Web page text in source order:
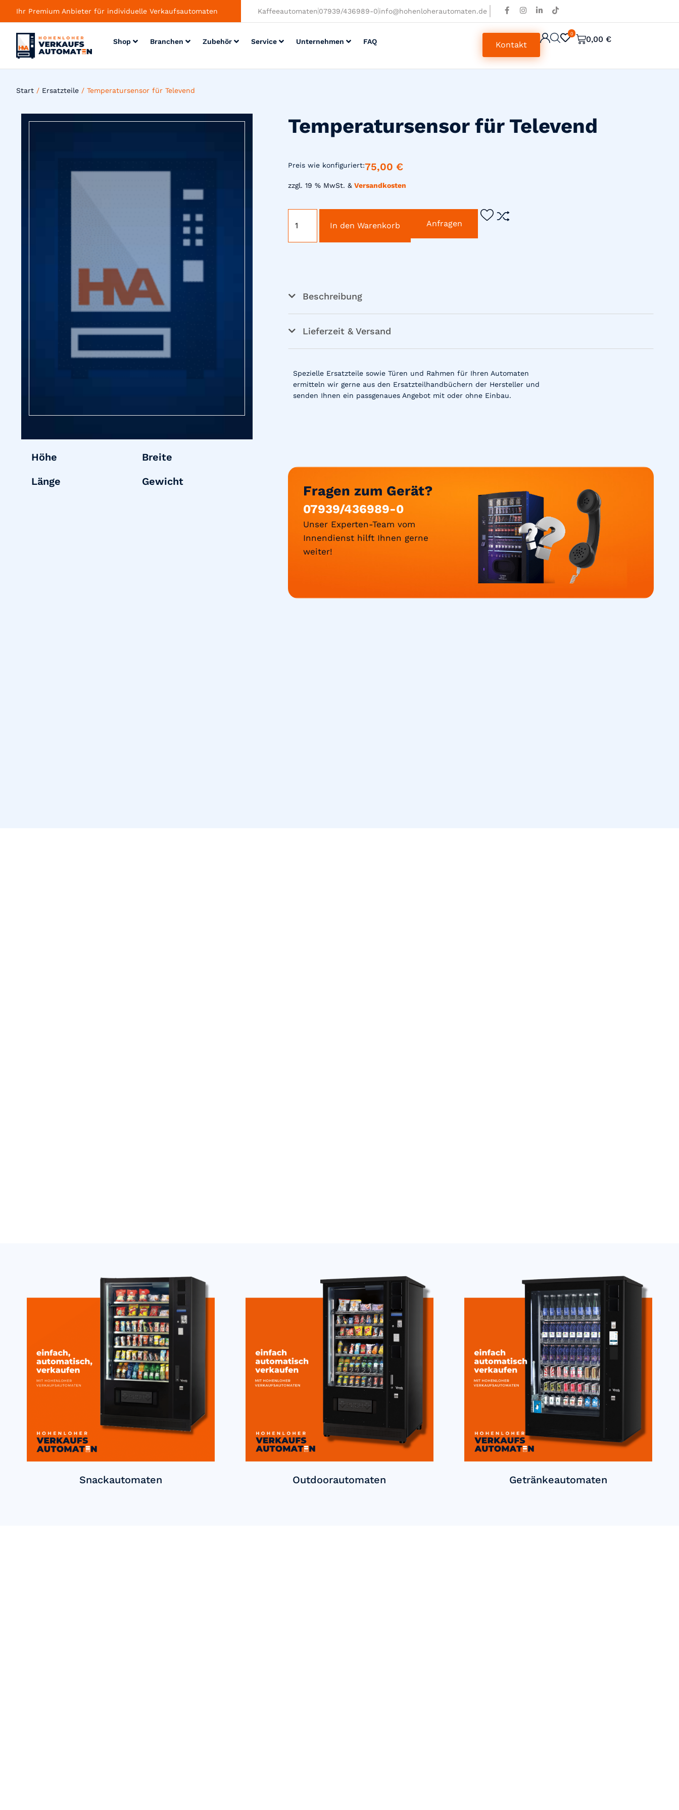
Ihr Premium Anbieter für individuelle Verkaufsautomaten Kaffeeautomaten 07939/436989-0 info@hohenloherautomaten.de
Shop Branchen Zubehör Service Unternehmen FAQ Kontakt
0
0,00 €
Start / Ersatzteile / Temperatursensor für Televend
Höhe
Breite
Länge
Gewicht
Temperatursensor für Televend
Preis wie konfiguriert:75,00 €
zzgl. 19 % MwSt. & Versandkosten
In den Warenkorb Anfragen
Beschreibung
Lieferzeit & Versand
Spezielle Ersatzteile sowie Türen und Rahmen für Ihren Automaten
ermitteln wir gerne aus den Ersatzteilhandbüchern der Hersteller und
senden Ihnen ein passgenaues Angebot mit oder ohne Einbau.
Fragen zum Gerät?
07939/436989-0
Unser Experten-Team vom
Innendienst hilft Ihnen gerne
weiter!
Snackautomaten Outdoorautomaten Getränkeautomaten